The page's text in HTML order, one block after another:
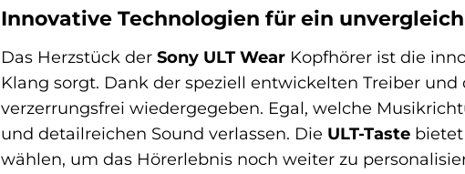
Innovative Technologien für ein
Das Herzstück der Sony ULT Wear Kopfhörer ist die
Klang sorgt. Dank der speziell entwickelten Treiber
verzerrungsfrei wiedergegeben. Egal, welche
und detailreichen Sound verlassen. Die ULT-Taste
wählen, um das Hörerlebnis noch weiter zu